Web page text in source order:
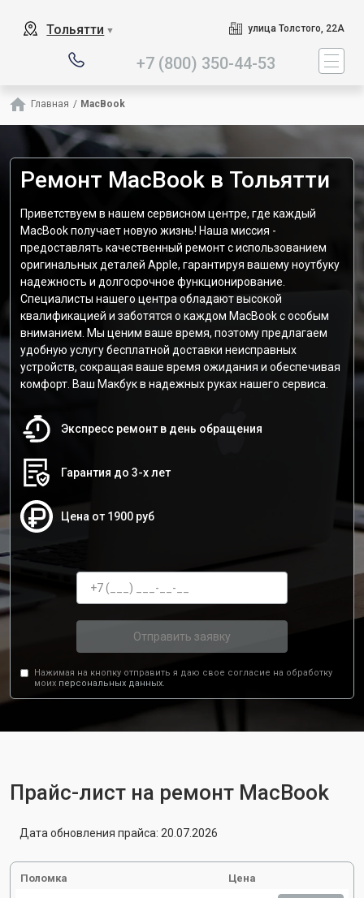
Тольятти ▼ улица Толстого, 22А
+7 (800) 350-44-53
Главная / MacBook
Ремонт MacBook в Тольятти
Приветствуем в нашем сервисном центре, где каждый
MacBook получает новую жизнь! Наша миссия -
предоставлять качественный ремонт с использованием
оригинальных деталей Apple, гарантируя вашему ноутбуку
надежность и долгосрочное функционирование.
Специалисты нашего центра обладают высокой
квалификацией и заботятся о каждом MacBook с особым
вниманием. Мы ценим ваше время, поэтому предлагаем
удобную услугу бесплатной доставки неисправных
устройств, сокращая ваше время ожидания и обеспечивая
комфорт. Ваш Макбук в надежных руках нашего сервиса.
Экспресс ремонт в день обращения
Гарантия до 3-х лет
Цена от 1900 руб
Отправить заявку
Нажимая на кнопку отправить я даю свое согласие на обработку
моих персональных данных.
Прайс-лист на ремонт MacBook
Дата обновления прайса: 20.07.2026
Поломка Цена